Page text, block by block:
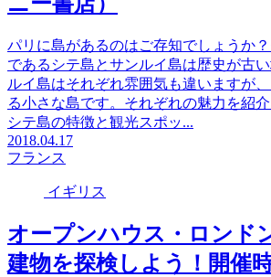
パリに島があるのはご存知でしょうか
であるシテ島とサンルイ島は歴史が古
ルイ島はそれぞれ雰囲気も違いますが
る小さな島です。それぞれの魅力を紹介
シテ島の特徴と観光スポッ...
2018.04.17
フランス
イギリス
オープンハウス・ロンド
建物を探検しよう！開催